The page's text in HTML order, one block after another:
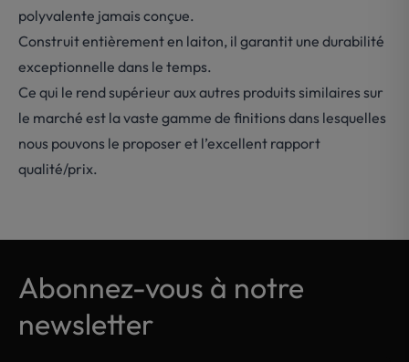
polyvalente jamais conçue.
Construit entièrement en laiton, il garantit une durabilité
exceptionnelle dans le temps.
Ce qui le rend supérieur aux autres produits similaires sur
le marché est la vaste gamme de finitions dans lesquelles
nous pouvons le proposer et l’excellent rapport
qualité/prix.
Abonnez-vous à notre
newsletter